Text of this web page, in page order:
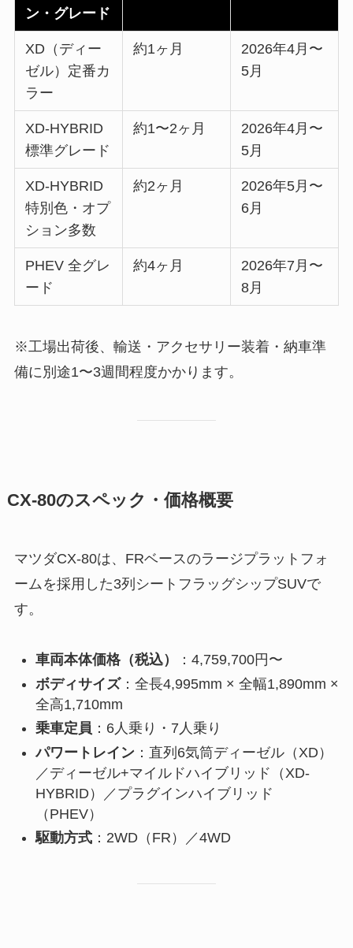
ン・グレード
XD（ディー
ゼル）定番カ
ラー
約1ヶ月
2026年4月〜
5月
XD-HYBRID
標準グレード
約1〜2ヶ月
2026年4月〜
5月
XD-HYBRID
特別色・オプ
ション多数
約2ヶ月
2026年5月〜
6月
PHEV 全グレ
ード
約4ヶ月
2026年7月〜
8月
※工場出荷後、輸送・アクセサリー装着・納車準
備に別途1〜3週間程度かかります。
CX-80のスペック・価格概要
マツダCX-80は、FRベースのラージプラットフォ
ームを採用した3列シートフラッグシップSUVで
す。
車両本体価格（税込）
：4,759,700円〜
ボディサイズ：全長4,995mm × 全幅1,890mm ×
全高1,710mm
乗車定員 ：6人乗り・7人乗り
パワートレイン：直列6気筒ディーゼル（XD）
／ディーゼル+マイルドハイブリッド（XD-
HYBRID）／プラグインハイブリッド
（PHEV）
駆動方式：2WD（FR）／4WD